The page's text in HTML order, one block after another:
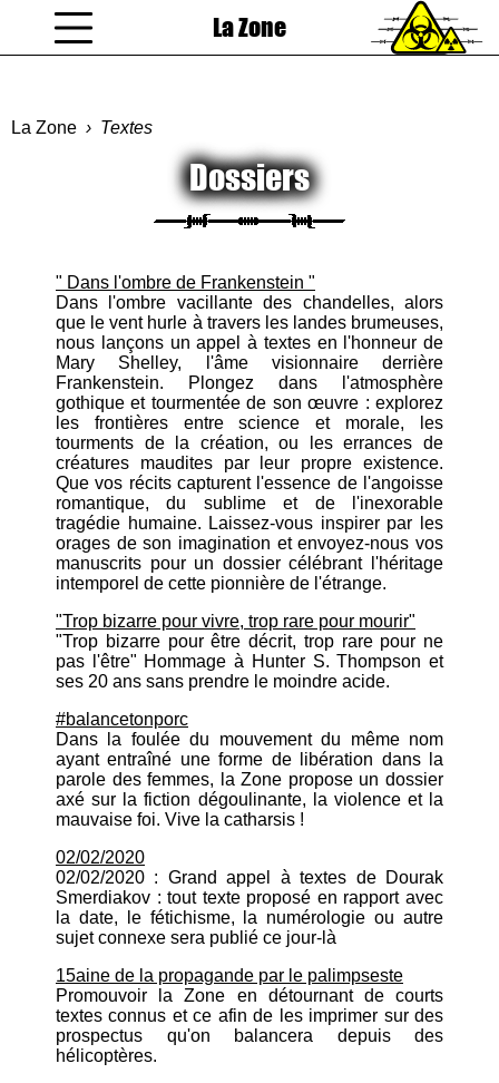
La Zone
La Zone Textes
Dossiers
" Dans l'ombre de Frankenstein "
Dans l'ombre vacillante des chandelles, alors
que le vent hurle à travers les landes brumeuses,
nous lançons un appel à textes en l'honneur de
Mary Shelley, l'âme visionnaire derrière
Frankenstein. Plongez dans l'atmosphère
gothique et tourmentée de son œuvre : explorez
les frontières entre science et morale, les
tourments de la création, ou les errances de
créatures maudites par leur propre existence.
Que vos récits capturent l'essence de l'angoisse
romantique, du sublime et de l'inexorable
tragédie humaine. Laissez-vous inspirer par les
orages de son imagination et envoyez-nous vos
manuscrits pour un dossier célébrant l'héritage
intemporel de cette pionnière de l'étrange.
"Trop bizarre pour vivre, trop rare pour mourir"
"Trop bizarre pour être décrit, trop rare pour ne
pas l'être" Hommage à Hunter S. Thompson et
ses 20 ans sans prendre le moindre acide.
#balancetonporc
Dans la foulée du mouvement du même nom
ayant entraîné une forme de libération dans la
parole des femmes, la Zone propose un dossier
axé sur la fiction dégoulinante, la violence et la
mauvaise foi. Vive la catharsis !
02/02/2020
02/02/2020 : Grand appel à textes de Dourak
Smerdiakov : tout texte proposé en rapport avec
la date, le fétichisme, la numérologie ou autre
sujet connexe sera publié ce jour-là
15aine de la propagande par le palimpseste
Promouvoir la Zone en détournant de courts
textes connus et ce afin de les imprimer sur des
prospectus qu'on balancera depuis des
hélicoptères.